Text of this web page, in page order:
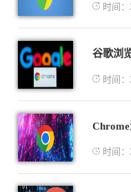
时间
时间
时间